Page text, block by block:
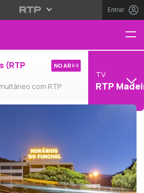
Entrar
(RTP
com RTP
NO AR
TV
RTP